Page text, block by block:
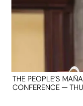
THE PEOPLE’S
CONFERENCE —